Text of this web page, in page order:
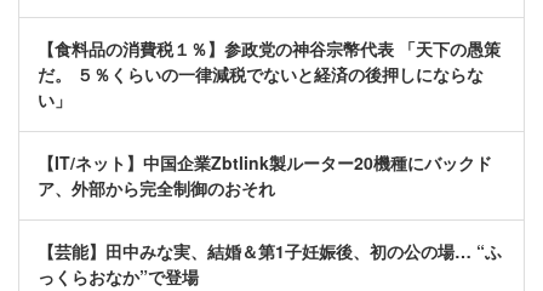
【食料品の消費税１％】参政党の神谷宗幣代表 「天下の愚策
だ。 ５％くらいの一律減税でないと経済の後押しにならな
い」
【IT/ネット】中国企業Zbtlink製ルーター20機種にバックド
ア、外部から完全制御のおそれ
【芸能】田中みな実、結婚＆第1子妊娠後、初の公の場… “ふ
っくらおなか”で登場